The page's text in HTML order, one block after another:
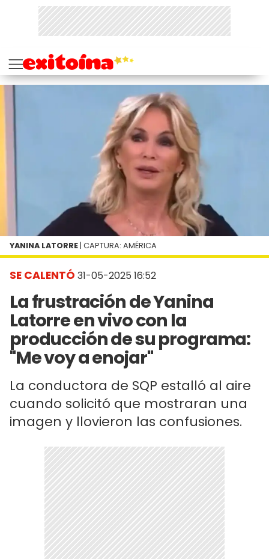
SE CALENTÓ 31-05-2025 16:52
La frustración de Yanina
Latorre en vivo con la
producción de su programa:
"Me voy a enojar"
La conductora de SQP estalló al aire
cuando solicitó que mostraran una
imagen y llovieron las confusiones.
YANINA LATORRE | CAPTURA: AMÉRICA